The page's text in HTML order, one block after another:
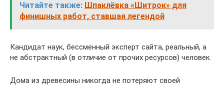
Читайте также: Шпаклёвка «Шитрок» для
финишных работ, ставшая легендой
Кандидат наук, бессменный эксперт сайта, реальный, а
не абстрактный (в отличие от прочих ресурсов) человек.
Дома из древесины никогда не потеряют своей